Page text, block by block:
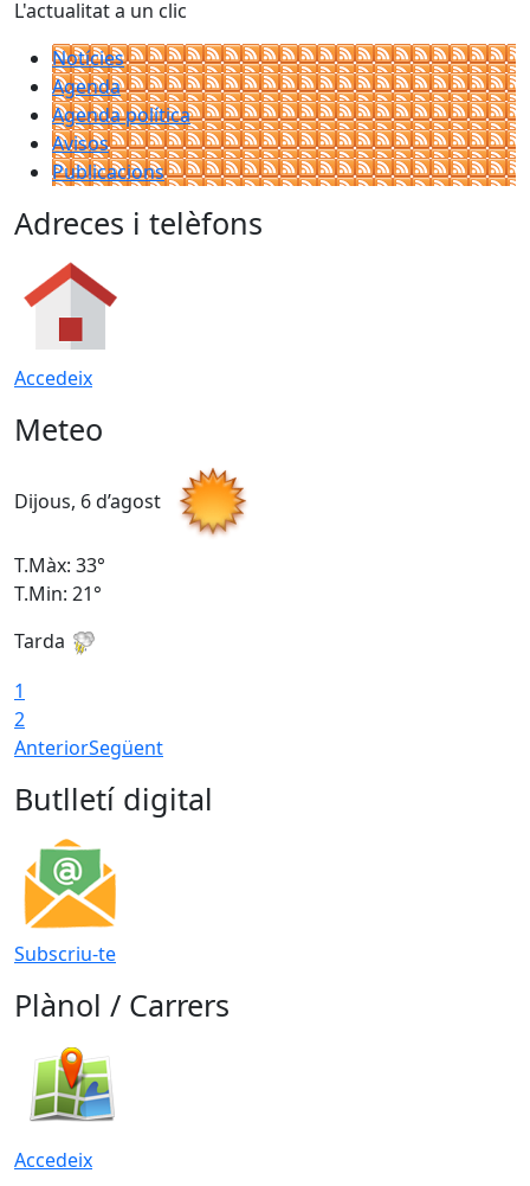
L'actualitat a un clic
Notícies
Agenda
Agenda política
Avisos
Publicacions
Adreces i telèfons
Accedeix
Meteo
Dijous, 6 d’agost
T.Màx: 33°
T.Min: 21°
Tarda
1
2
AnteriorSegüent
Butlletí digital
Subscriu-te
Plànol / Carrers
Accedeix